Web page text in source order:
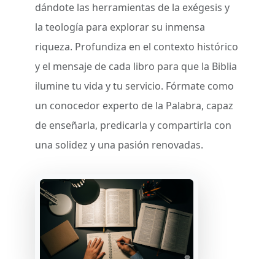
dándote las herramientas de la exégesis y
la teología para explorar su inmensa
riqueza. Profundiza en el contexto histórico
y el mensaje de cada libro para que la Biblia
ilumine tu vida y tu servicio. Fórmate como
un conocedor experto de la Palabra, capaz
de enseñarla, predicarla y compartirla con
una solidez y una pasión renovadas.